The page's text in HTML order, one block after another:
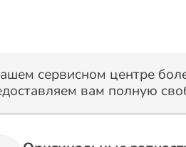
сервисном центре
вам полную